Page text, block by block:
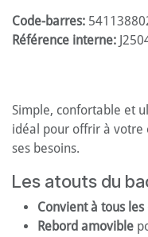
Code-barres:
Référence interne:
Simple, confortable et
idéal pour offrir à votre
ses besoins.
Les atouts du
Convient à tous les
Rebord amovible